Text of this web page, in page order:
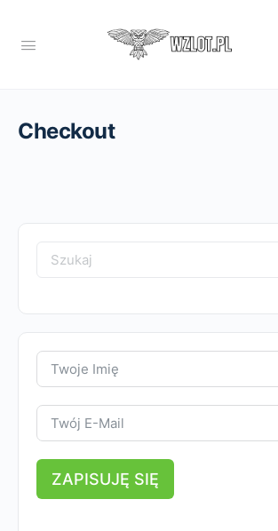
Checkout
Search
for:
ZAPISUJĘ SIĘ